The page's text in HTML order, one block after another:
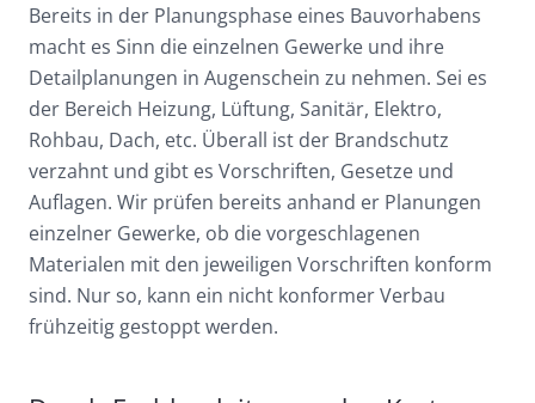
Bereits in der Planungsphase eines Bauvorhabens
macht es Sinn die einzelnen Gewerke und ihre
Detailplanungen in Augenschein zu nehmen. Sei es
der Bereich Heizung, Lüftung, Sanitär, Elektro,
Rohbau, Dach, etc. Überall ist der Brandschutz
verzahnt und gibt es Vorschriften, Gesetze und
Auflagen. Wir prüfen bereits anhand er Planungen
einzelner Gewerke, ob die vorgeschlagenen
Materialen mit den jeweiligen Vorschriften konform
sind. Nur so, kann ein nicht konformer Verbau
frühzeitig gestoppt werden.